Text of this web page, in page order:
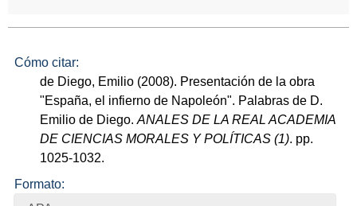
Cómo citar:
de Diego, Emilio (2008). Presentación de la obra
"España, el infierno de Napoleón". Palabras de D.
Emilio de Diego.ANALES DE LA REAL ACADEMIA
DE CIENCIAS MORALES Y POLÍTICAS (1). pp.
1025-1032.
Formato: